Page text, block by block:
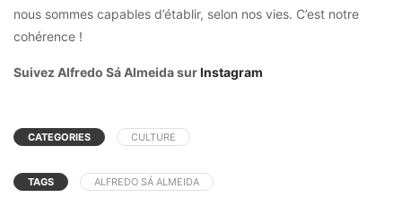
nous sommes capables d’établir, selon nos vies. C’est notre
cohérence !
Suivez Alfredo Sá Almeida surInstagram
CATEGORIES CULTURE
TAGS ALFREDO SÁ ALMEIDA